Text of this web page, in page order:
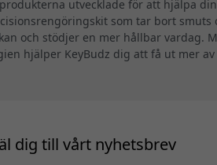
utvecklade för att hjälpa
som tar bort smuts
och stödjer en mer hållbar vardag.
hjälper KeyBudz dig att få ut mer
dig till vårt nyhetsbrev